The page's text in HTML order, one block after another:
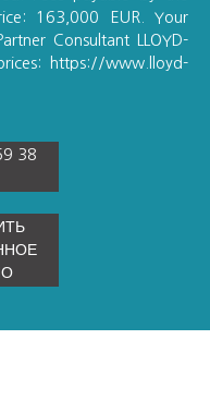
163,000 EUR. Your
Consultant LLOYD-
https://www.lloyd-
38